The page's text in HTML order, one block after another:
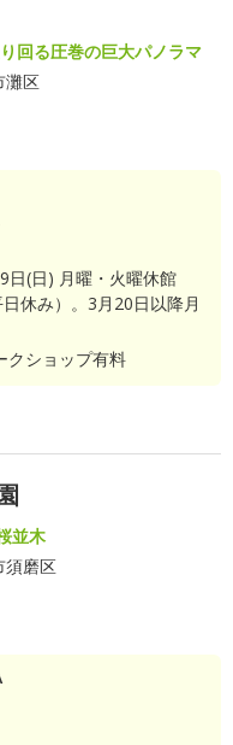
回る圧巻の巨大パノラマ
灘区
日(日) 月曜・火曜休館
休み）。3月20日以降月
ショップ有料
並木
須磨区